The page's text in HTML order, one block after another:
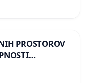
PROSTOROV